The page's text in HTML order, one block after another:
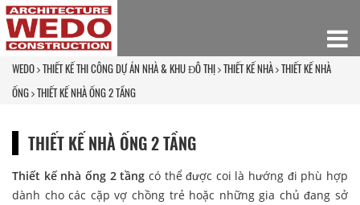
WEDO THIẾT KẾ THI CÔNG DỰ ÁN NHÀ & KHU ĐÔ THỊ THIẾT KẾ NHÀ THIẾT KẾ NHÀ
ỐNG THIẾT KẾ NHÀ ỐNG 2 TẦNG
THIẾT KẾ NHÀ ỐNG 2 TẦNG
Thiết kế nhà ống 2 tầng có thể được coi là hướng đi phù hợp
dành cho các cặp vợ chồng trẻ hoặc những gia chủ đang sở